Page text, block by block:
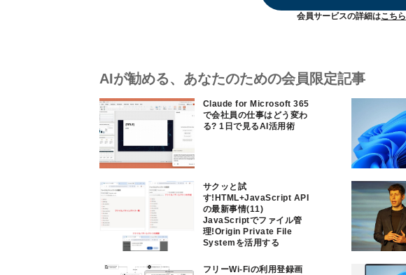
会員サービスの詳細はこちら
AIが勧める、あなたのための会員限定記事
Claude for Microsoft 365
で会社員の仕事はどう変わ
る? 1日で見るAI活用術
サクッと試
す!HTML+JavaScript API
の最新事情(11)
JavaScriptでファイル管
理!Origin Private File
Systemを活用する
フリーWi-Fiの利用登録画